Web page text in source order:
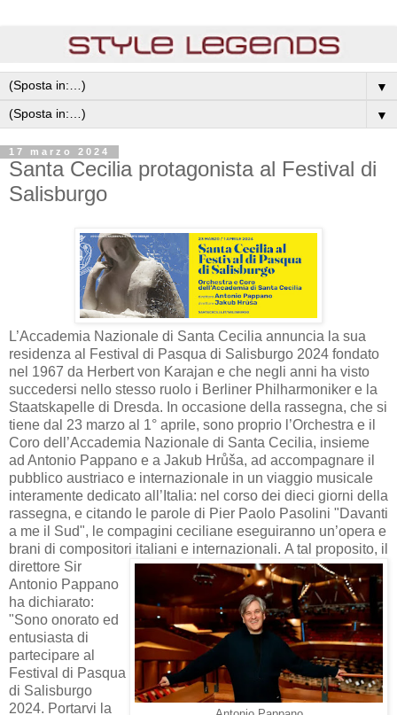
▼
▼
17 marzo 2024
Santa Cecilia protagonista al Festival di
Salisburgo
L’Accademia Nazionale di Santa Cecilia annuncia la sua
residenza al Festival di Pasqua di Salisburgo 2024 fondato
nel 1967 da Herbert von Karajan e che negli anni ha visto
succedersi nello stesso ruolo i Berliner Philharmoniker e la
Staatskapelle di Dresda. In occasione della rassegna, che si
tiene dal 23 marzo al 1° aprile, sono proprio l’Orchestra e il
Coro dell’Accademia Nazionale di Santa Cecilia, insieme
ad Antonio Pappano e a Jakub Hrůša, ad accompagnare il
pubblico austriaco e internazionale in un viaggio musicale
interamente dedicato all’Italia: nel corso dei dieci giorni della
rassegna, e citando le parole di Pier Paolo Pasolini "Davanti
a me il Sud", le compagini ceciliane eseguiranno un’opera e
brani di compositori italiani e internazionali. A tal proposito, il
direttore Sir
Antonio Pappano
ha dichiarato:
"Sono onorato ed
entusiasta di
partecipare al
Festival di Pasqua
di Salisburgo
2024. Portarvi la